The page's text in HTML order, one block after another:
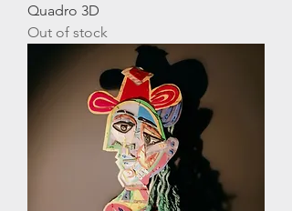
Quadro 3D
Out of stock